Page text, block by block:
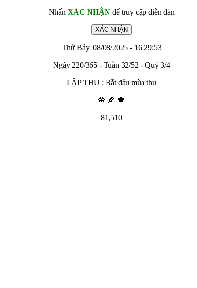
Nhấn XÁC NHẬNđể truy cập diễn đàn
Thứ Bảy, 08/08/2026 - 16:29:53
Ngày 220/365 - Tuần 32/52 - Quý 3/4
LẬP THU : Bắt đầu mùa thu
🌼 🍂 🍁
81,510